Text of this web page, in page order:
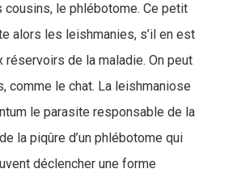
cousins, le phlébotome. Ce petit
alors les leishmanies, s’il en est
réservoirs de la maladie. On peut
comme le chat. La leishmaniose
le parasite responsable de la
la piqûre d’un phlébotome qui
déclencher une forme